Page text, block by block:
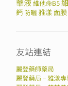
華液維他命B5
鈣 防曬雅漾面膜
友站連結
麗登藥師藥局
麗登藥局 – 雅漾